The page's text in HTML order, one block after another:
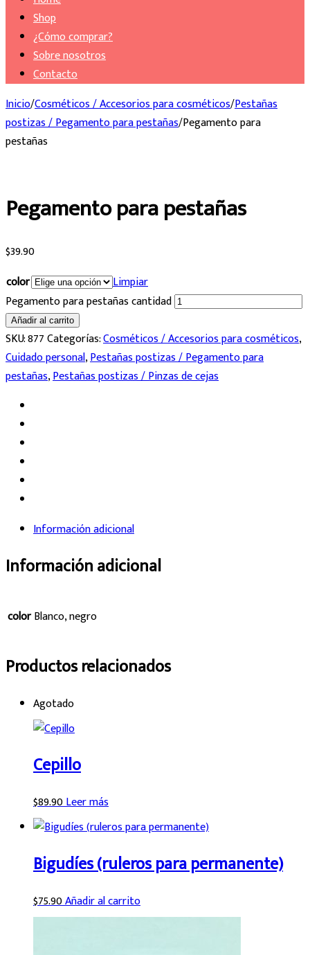
Shop
¿Cómo comprar?
Sobre nosotros
Contacto
Inicio/Cosméticos / Accesorios para cosméticos/Pestañas
postizas / Pegamento para pestañas/Pegamento para
pestañas
Pegamento para pestañas
$39.90
color
Limpiar
Pegamento para pestañas cantidad
Añadir al carrito
SKU:877Categorías:Cosméticos / Accesorios para cosméticos,
Cuidado personal,Pestañas postizas / Pegamento para
pestañas,Pestañas postizas / Pinzas de cejas
Información adicional
Información adicional
colorBlanco, negro
Productos relacionados
Agotado
Cepillo
$89.90Leer más
Bigudíes (ruleros para permanente)
$75.90Añadir al carrito